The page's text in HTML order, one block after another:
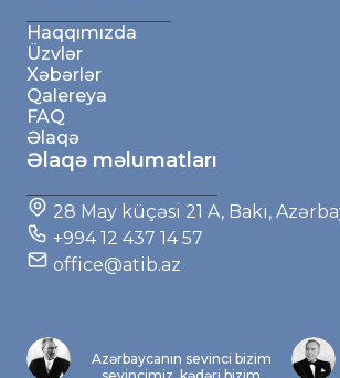
Haqqımızda
Üzvlər
Xəbərlər
Qalereya
FAQ
Əlaqə
Əlaqə məlumatları
28 May küçəsi 21 A, Bakı,
+994 12 437 14 57
office@atib.az
Azərbaycanın sevinci bizim